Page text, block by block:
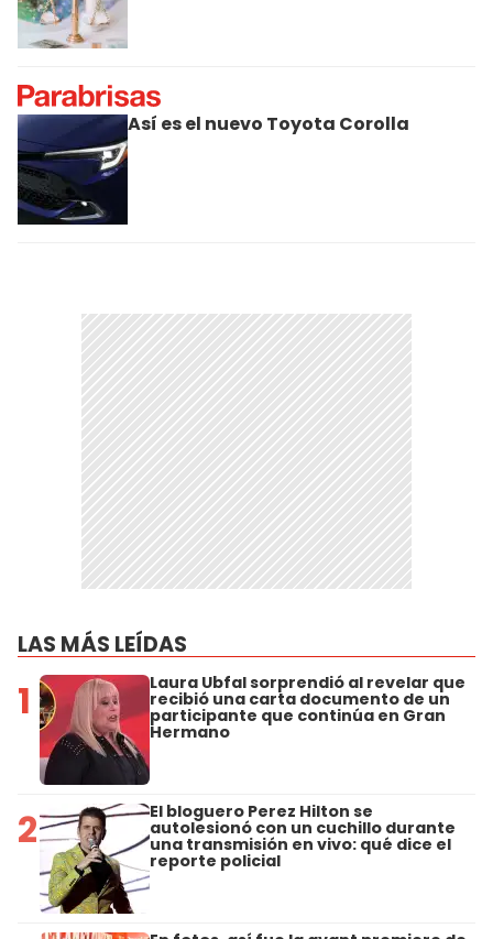
Así es el nuevo Toyota Corolla
LAS MÁS LEÍDAS
1 Laura Ubfal sorprendió al revelar que
recibió una carta documento de un
participante que continúa en Gran
Hermano
2 El bloguero Perez Hilton se
autolesionó con un cuchillo durante
una transmisión en vivo: qué dice el
reporte policial